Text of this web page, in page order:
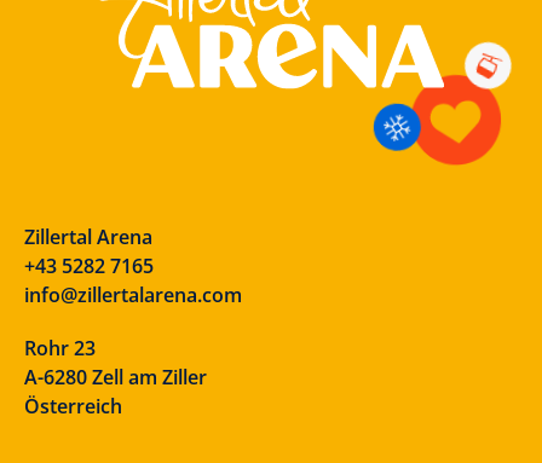
Zillertal Arena
+43 5282 7165
info@zillertalarena.com
Rohr 23
A-6280 Zell am Ziller
Österreich